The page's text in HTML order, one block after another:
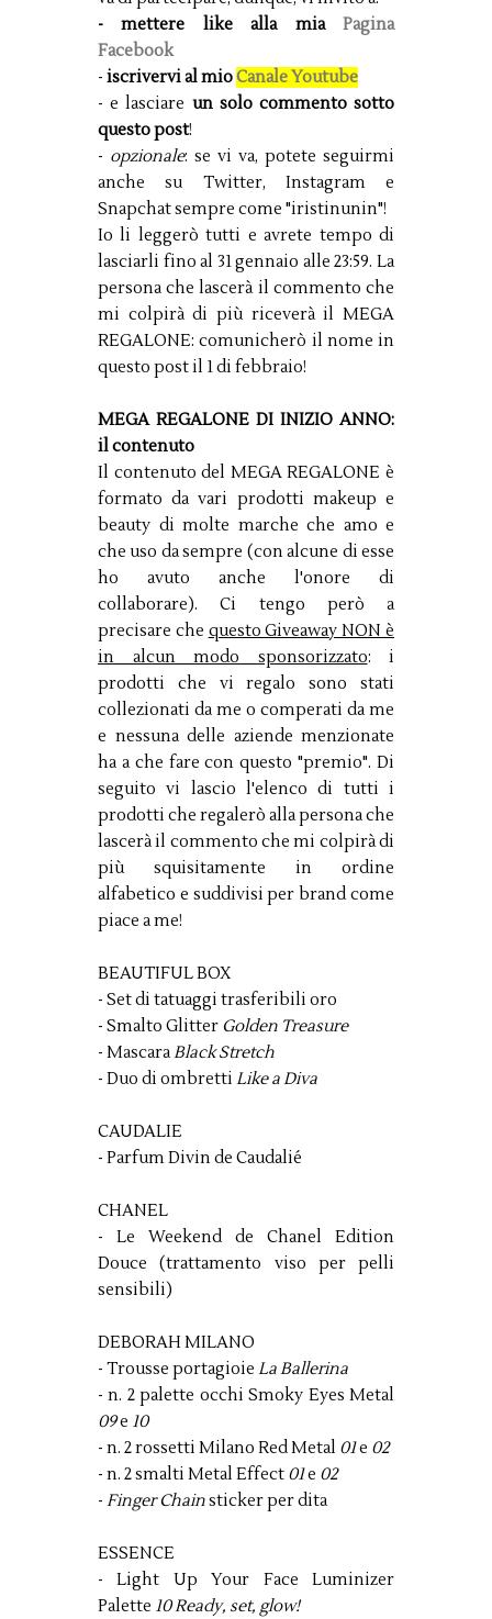
- mettere like alla mia Pagina
Facebook
- iscrivervi al mioCanale Youtube
- e lasciare un solo commento sotto
questo post!
- opzionale: se vi va, potete seguirmi
anche su Twitter, Instagram e
Snapchat sempre come "iristinunin"!
Io li leggerò tutti e avrete tempo di
lasciarli fino al 31 gennaio alle 23:59. La
persona che lascerà il commento che
mi colpirà di più riceverà il MEGA
REGALONE: comunicherò il nome in
questo post il 1 di febbraio!
MEGA REGALONE DI INIZIO ANNO:
il contenuto
Il contenuto del MEGA REGALONE è
formato da vari prodotti makeup e
beauty di molte marche che amo e
che uso da sempre (con alcune di esse
ho avuto anche l'onore di
collaborare). Ci tengo però a
precisare che questo Giveaway NON è
in alcun modo sponsorizzato: i
prodotti che vi regalo sono stati
collezionati da me o comperati da me
e nessuna delle aziende menzionate
ha a che fare con questo "premio". Di
seguito vi lascio l'elenco di tutti i
prodotti che regalerò alla persona che
lascerà il commento che mi colpirà di
più squisitamente in ordine
alfabetico e suddivisi per brand come
piace a me!
BEAUTIFUL BOX
- Set di tatuaggi trasferibili oro
- Smalto Glitter Golden Treasure
- MascaraBlack Stretch
- Duo di ombretti Like a Diva
CAUDALIE
- Parfum Divin de Caudalié
CHANEL
- Le Weekend de Chanel Edition
Douce (trattamento viso per pelli
sensibili)
DEBORAH MILANO
- Trousse portagioie La Ballerina
- n. 2 palette occhi Smoky Eyes Metal
09e 10
- n. 2 rossetti Milano Red Metal 01e 02
- n. 2 smalti Metal Effect 01e 02
- Finger Chainsticker per dita
ESSENCE
- Light Up Your Face Luminizer
Palette 10 Ready, set, glow!